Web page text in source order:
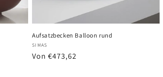
Aufsatzbecken Balloon rund
Anbieter:
SIMAS
Normaler
Von €473,62